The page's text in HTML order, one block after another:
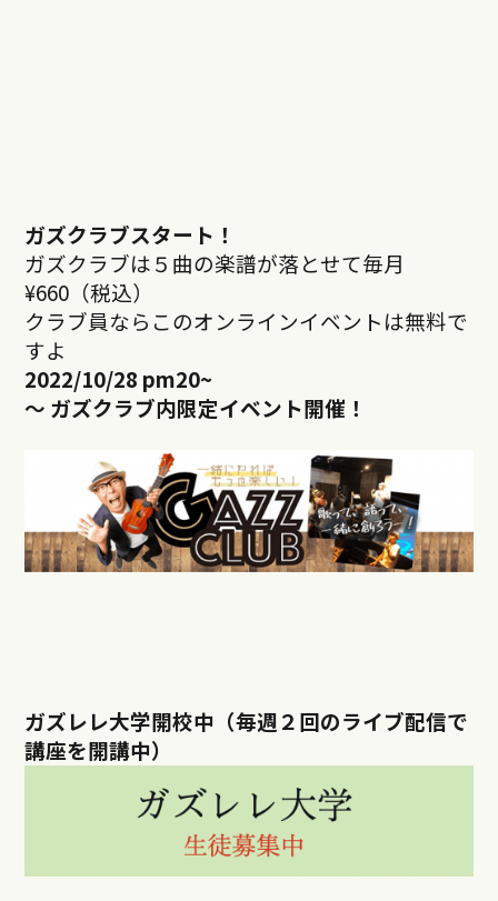
ガズクラブスタート！
ガズクラブは５曲の楽譜が落とせて毎月
¥660（税込）
クラブ員ならこのオンラインイベントは無料で
すよ
2022/10/28 pm20~
～ ガズクラブ内限定イベント開催！
ガズレレ大学開校中（毎週２回のライブ配信で
講座を開講中）